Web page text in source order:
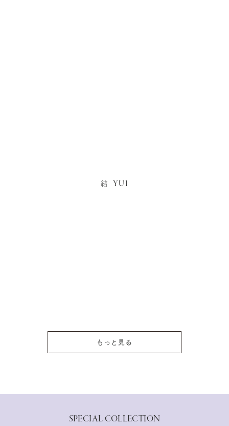
結 YUI
もっと見る
SPECIAL COLLECTION